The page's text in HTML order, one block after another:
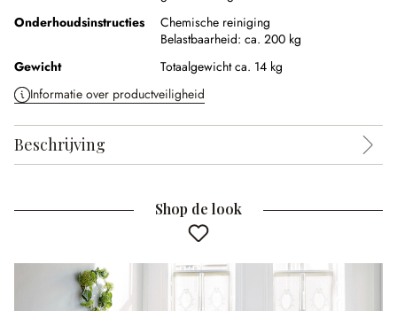
Onderhoudsinstructies
Chemische reiniging
Belastbaarheid: ca. 200 kg
Gewicht
Totaalgewicht ca. 14 kg
Informatie over productveiligheid
Beschrijving
Shop de look